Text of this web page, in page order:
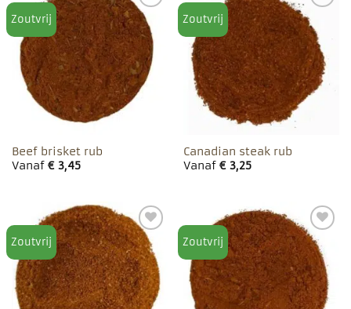
Zoutvrij
Toevoegen
aan
favorieten
Beef brisket rub
Vanaf €3,45
Zoutvrij
Toevoegen
aan
favorieten
Canadian steak rub
Vanaf €3,25
Zoutvrij
Toevoegen
aan
favorieten
Zoutvrij
Toevoegen
aan
favorieten